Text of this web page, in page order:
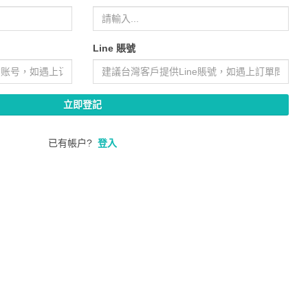
Line 賬號
立即登記
已有帳户? 登入